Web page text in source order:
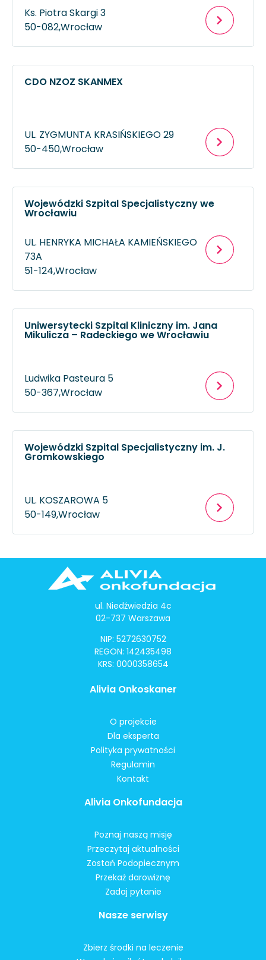
Ks. Piotra Skargi 3
50-082,Wrocław
CDO NZOZ SKANMEX
UL. ZYGMUNTA KRASIŃSKIEGO 29
50-450,Wrocław
Wojewódzki Szpital Specjalistyczny we
Wrocławiu
UL. HENRYKA MICHAŁA KAMIEŃSKIEGO
73A
51-124,Wrocław
Uniwersytecki Szpital Kliniczny im. Jana
Mikulicza – Radeckiego we Wrocławiu
Ludwika Pasteura 5
50-367,Wrocław
Wojewódzki Szpital Specjalistyczny im. J.
Gromkowskiego
UL. KOSZAROWA 5
50-149,Wrocław
ul. Niedźwiedzia 4c
02-737 Warszawa
NIP: 5272630752
REGON: 142435498
KRS: 0000358654
Alivia Onkoskaner
O projekcie
Dla eksperta
Polityka prywatności
Regulamin
Kontakt
Alivia Onkofundacja
Poznaj naszą misję
Przeczytaj aktualności
Zostań Podopiecznym
Przekaż darowiznę
Zadaj pytanie
Nasze serwisy
Zbierz środki na leczenie